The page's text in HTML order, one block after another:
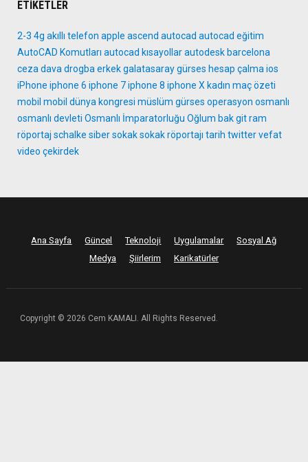
ETIKETLER
2-3 4g akıllı telefon apple ascend autocad autocad eğitim
AutoCAD Komutları autocad kısayollarautodesk barcelona
ceza dava drogba erkekgalatasaraygürses hesap çalma ios
iPhone iphone 6 iphone 7iphone 8 iphone X kadın maç özeti
mobil mobil dünya kongresi müslüm gürses operasyon osmanlı
osmanlı devleti Osmanlı İmparatorluğu Oğlum bak gitram
röportaj schalke sibersokaksokak röportajı tarih twittervefat
video çekirdek
Ana Sayfa Güncel Teknoloji Uygulamalar
Sosyal Ağ
Medya
Şiirlerim Karikatürler
Copyright © 2026 Cem KAMALI. All Rights Reserved.